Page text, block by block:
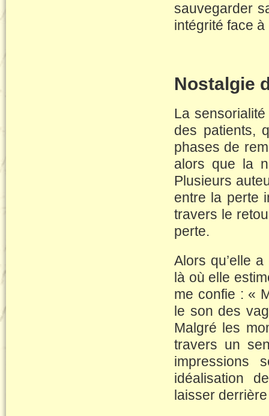
sauvegarder
intégrité face
Nostalgie
La
des patients,
phases de
alors que la
Plusieurs
entre la perte
travers le
perte.
Alors qu’elle
là où elle
me confie : «
le son des
Malgré les
travers un
impressions
idéalisation
laisser